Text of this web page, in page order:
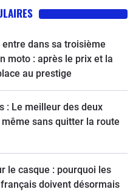
entre dans sa troisième
moto : après le prix et la
au prestige
: Le meilleur des deux
même sans quitter la route
le casque : pourquoi les
doivent désormais